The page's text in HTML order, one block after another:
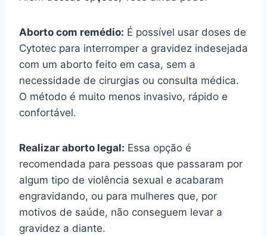
Aborto com remédio: É possível usar doses de
Cytotec para interromper a gravidez indesejada
com um aborto feito em casa, sem a
necessidade de cirurgias ou consulta médica.
O método é muito menos invasivo, rápido e
confortável.
Realizar aborto legal: Essa opção é
recomendada para pessoas que passaram por
algum tipo de violência sexual e acabaram
engravidando, ou para mulheres que, por
motivos de saúde, não conseguem levar a
gravidez a diante.